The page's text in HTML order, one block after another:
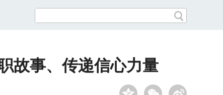
故事、传递信心力量